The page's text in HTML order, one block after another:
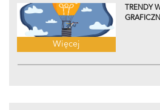
Więcej
TRENDY